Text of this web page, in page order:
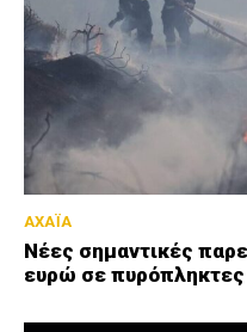
ΑΧΑΪΑ
Νέες σημαντικές
ευρώ σε πυρόπληκτες